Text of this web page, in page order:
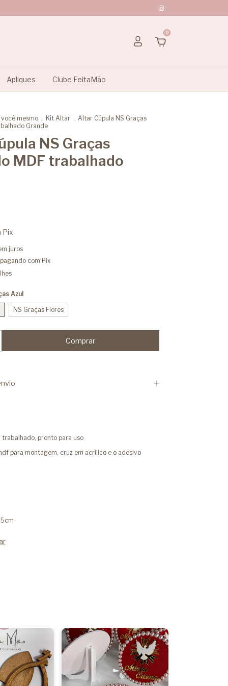
0
Apliques Clube FeitaMão
você mesmo . Kit Altar . Altar Cúpula NS Graças
Grande
NS Graças
MDF trabalhado
Pix
juros
pagando com Pix
Azul
NS Graças Flores
pronto para uso
para montagem, cruz em acrilico e o adesivo